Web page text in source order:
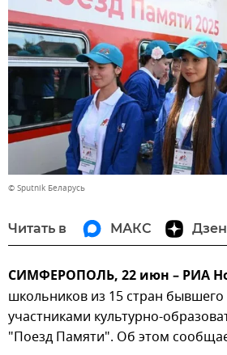
© Sputnik Беларусь
Читать в МАКС Дзен
СИМФЕРОПОЛЬ, 22 июн – РИА
школьников из 15 стран бывшего
участниками культурно-
"Поезд Памяти". Об этом